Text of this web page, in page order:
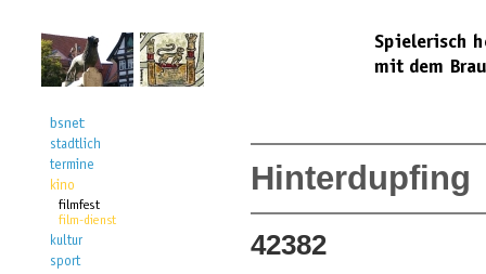
Hinterdupfing
42382